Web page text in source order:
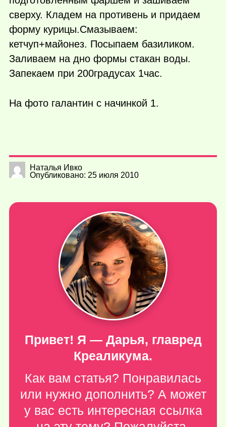
сверху. Кладем на противень и придаем
форму курицы.Смазываем:
кетчуп+майонез. Посыпаем базиликом.
Заливаем на дно формы стакан воды.
Запекаем при 200градусах 1час.
На фото галантин с начинкой 1.
Наталья Ивко
Опубликовано: 25 июля 2010
Привет! Я — Дарья, главред
Креаликума.
Как вам статья? Понравилась
или нужно дополнить? А может
у вас есть интересная ссылка